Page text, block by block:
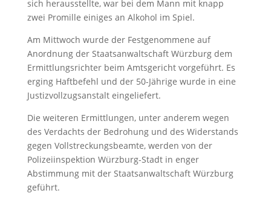
sich herausstellte, war bei dem Mann mit knapp
zwei Promille einiges an Alkohol im Spiel.
Am Mittwoch wurde der Festgenommene auf
Anordnung der Staatsanwaltschaft Würzburg dem
Ermittlungsrichter beim Amtsgericht vorgeführt. Es
erging Haftbefehl und der 50-Jährige wurde in eine
Justizvollzugsanstalt eingeliefert.
Die weiteren Ermittlungen, unter anderem wegen
des Verdachts der Bedrohung und des Widerstands
gegen Vollstreckungsbeamte, werden von der
Polizeiinspektion Würzburg-Stadt in enger
Abstimmung mit der Staatsanwaltschaft Würzburg
geführt.